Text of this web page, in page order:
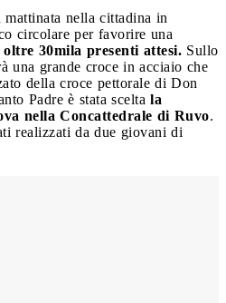
nella cittadina in
circolare per favorire una
oltre 30mila presenti attesi. Sullo
una grande croce in acciaio che
della croce pettorale di Don
Padre è stata scelta la
nella Concattedrale di Ruvo.
realizzati da due giovani di